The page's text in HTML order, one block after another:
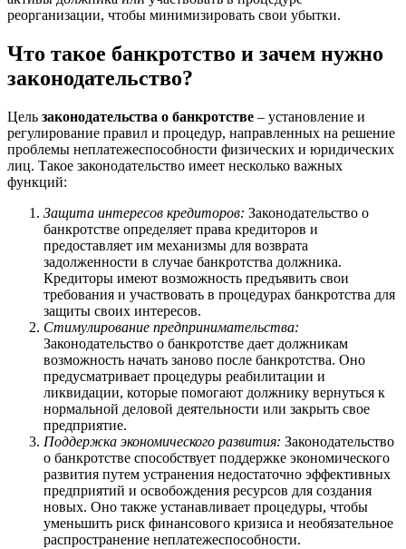
реорганизации, чтобы минимизировать свои убытки.
Что такое банкротство и зачем нужно
законодательство?
Цель законодательства о банкротстве – установление и
регулирование правил и процедур, направленных на решение
проблемы неплатежеспособности физических и юридических
лиц. Такое законодательство имеет несколько важных
функций:
Защита интересов кредиторов: Законодательство о
банкротстве определяет права кредиторов и
предоставляет им механизмы для возврата
задолженности в случае банкротства должника.
Кредиторы имеют возможность предъявить свои
требования и участвовать в процедурах банкротства для
защиты своих интересов.
Стимулирование предпринимательства:
Законодательство о банкротстве дает должникам
возможность начать заново после банкротства. Оно
предусматривает процедуры реабилитации и
ликвидации, которые помогают должнику вернуться к
нормальной деловой деятельности или закрыть свое
предприятие.
Поддержка экономического развития: Законодательство
о банкротстве способствует поддержке экономического
развития путем устранения недостаточно эффективных
предприятий и освобождения ресурсов для создания
новых. Оно также устанавливает процедуры, чтобы
уменьшить риск финансового кризиса и необязательное
распространение неплатежеспособности.